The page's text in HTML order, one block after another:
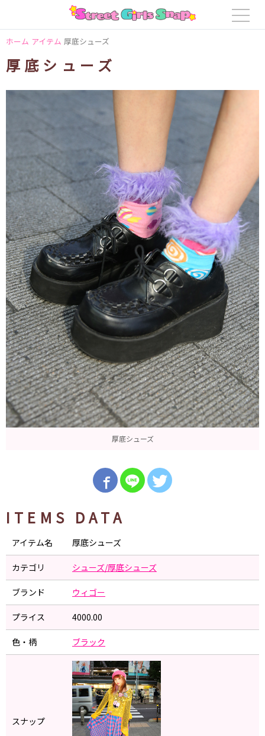
ホーム アイテム 厚底シューズ
厚底シューズ
厚底シューズ
ITEMS DATA
アイテム名 厚底シューズ
カテゴリ シューズ/厚底シューズ
ブランド ウィゴー
プライス 4000.00
色・柄 ブラック
スナップ